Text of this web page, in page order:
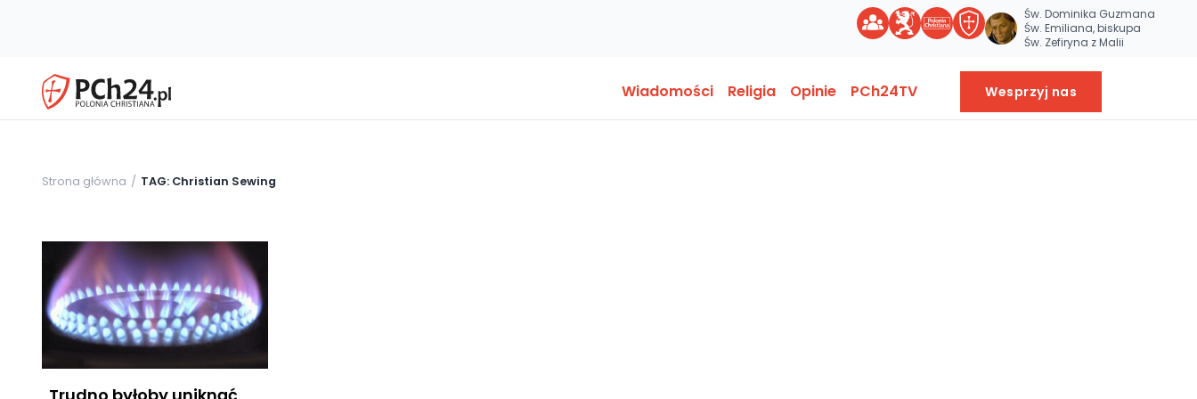
Św. Dominika Guzmana
Św. Emiliana, biskupa
Św. Zefiryna z Malii
Wiadomości Religia Opinie PCh24TV Wesprzyj nas
Strona główna TAG: Christian Sewing